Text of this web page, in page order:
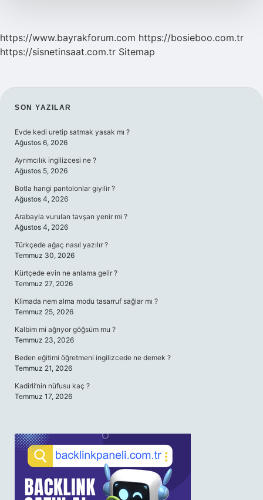
https://www.bayrakforum.com https://bosieboo.com.tr
https://sisnetinsaat.com.tr Sitemap
SIDEBAR
SON YAZILAR
Evde kedi uretip satmak yasak mı ?
Ağustos 6, 2026
Ayrımcılık ingilizcesi ne ?
Ağustos 5, 2026
Botla hangi pantolonlar giyilir ?
Ağustos 4, 2026
Arabayla vurulan tavşan yenir mi ?
Ağustos 4, 2026
Türkçede ağaç nasıl yazılır ?
Temmuz 30, 2026
Kürtçede evin ne anlama gelir ?
Temmuz 27, 2026
Klimada nem alma modu tasarruf sağlar mı ?
Temmuz 25, 2026
Kalbim mi ağrıyor göğsüm mu ?
Temmuz 23, 2026
Beden eğitimi öğretmeni ingilizcede ne demek ?
Temmuz 21, 2026
Kadirli’nin nüfusu kaç ?
Temmuz 17, 2026